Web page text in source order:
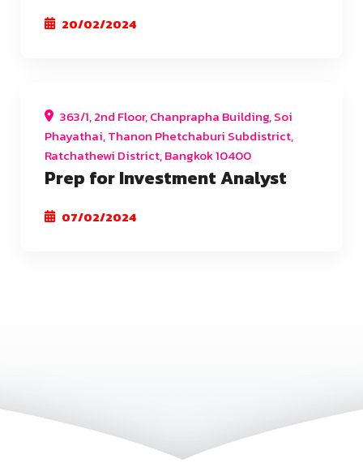
20/02/2024
363/1, 2nd Floor, Chanprapha Building, Soi
Phayathai, Thanon Phetchaburi Subdistrict,
Ratchathewi District, Bangkok 10400
Prep for Investment Analyst
07/02/2024